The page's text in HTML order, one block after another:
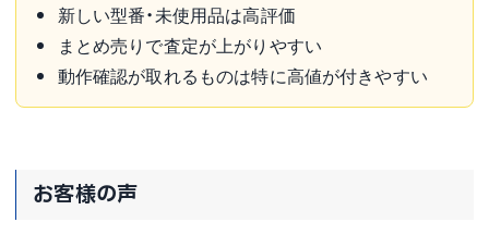
新しい型番・未使用品は高評価
まとめ売りで査定が上がりやすい
動作確認が取れるものは特に高値が付きやすい
お客様の声